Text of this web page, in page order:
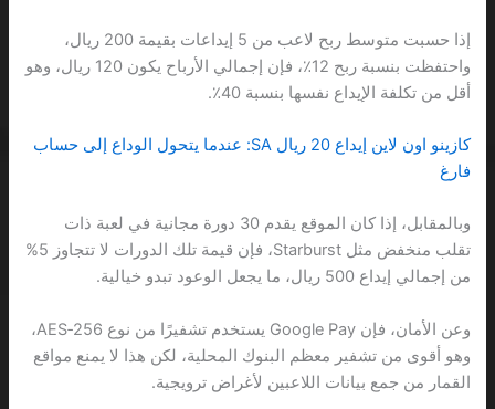
إذا حسبت متوسط ربح لاعب من 5 إيداعات بقيمة 200 ريال،
واحتفظت بنسبة ربح 12٪، فإن إجمالي الأرباح يكون 120 ريال، وهو
أقل من تكلفة الإيداع نفسها بنسبة 40٪.
كازينو اون لاين إيداع 20 ريال SA: عندما يتحول الوداع إلى حساب
فارغ
وبالمقابل، إذا كان الموقع يقدم 30 دورة مجانية في لعبة ذات
تقلب منخفض مثل Starburst، فإن قيمة تلك الدورات لا تتجاوز 5%
من إجمالي إيداع 500 ريال، ما يجعل الوعود تبدو خيالية.
وعن الأمان، فإن Google Pay يستخدم تشفيرًا من نوع AES‑256،
وهو أقوى من تشفير معظم البنوك المحلية، لكن هذا لا يمنع مواقع
القمار من جمع بيانات اللاعبين لأغراض ترويجية.